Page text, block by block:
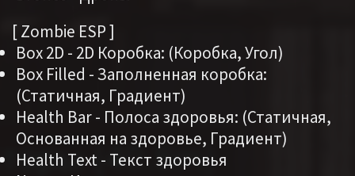
[ Zombie ESP ]
Box 2D - 2D Коробка: (Коробка, Угол)
Box Filled - Заполненная коробка:
(Статичная, Градиент)
Health Bar - Полоса здоровья: (Статичная,
Основанная на здоровье, Градиент)
Health Text - Текст здоровья